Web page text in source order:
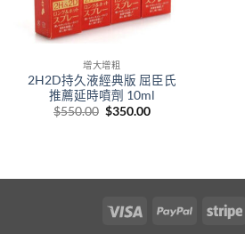
增大增粗
2H2D持久液經典版 屈臣氏
推薦延時噴劑 10ml
$550.00 Original
$350.00Current
Visa PayPal